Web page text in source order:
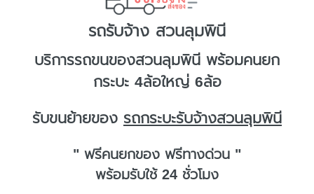
รถรับจ้าง สวนลุมพินี
บริการรถขนของสวนลุมพินี พร้อมคนยก
กระบะ 4ล้อใหญ่ 6ล้อ
รับขนย้ายของ รถกระบะรับจ้างสวนลุมพินี
" ฟรีคนยกของ ฟรีทางด่วน "
พร้อมรับใช้ 24 ชั่วโมง